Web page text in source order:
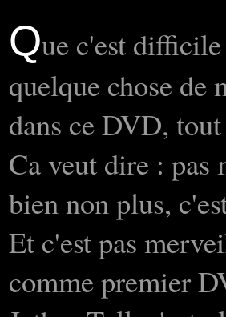
Que c'est
quelque chose de
dans ce DVD,
Ca veut dire : pas
bien non plus,
Et c'est pas
comme premier